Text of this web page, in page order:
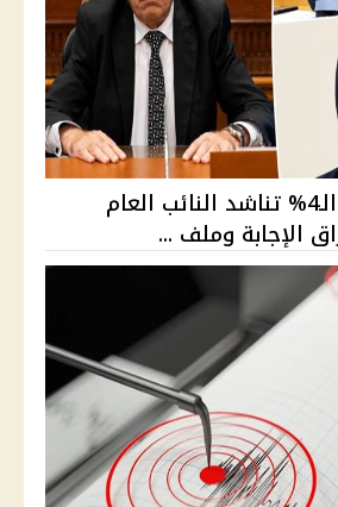
أسرة ريم طالبة الـ4% تناشد النائب العام
الإجابة وملف ...